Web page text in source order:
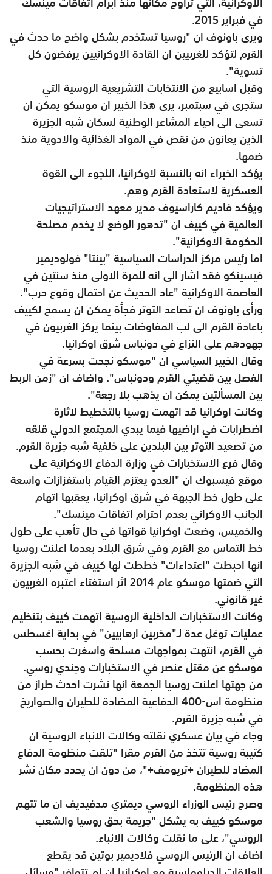
في فبراير 2015.
ويرى باونوف ان "روسيا تستخدم بشكل واضح ما حدث في
القرم لتؤكد للغربيين ان القادة الاوكرانيين يرفضون كل
تسوية".
وقبل اسابيع من الانتخابات التشريعية الروسية التي
ستجرى في سبتمبر، يرى هذا الخبير ان موسكو يمكن ان
تسعى الى احياء المشاعر الوطنية لسكان شبه الجزيرة
الذين يعانون من نقص في المواد الغذائية والادوية منذ
ضمها.
يؤكد الخبراء انه بالنسبة لاوكرانيا، اللجوء الى القوة
العسكرية لاستعادة القرم وهم.
ويؤكد فاديم كاراسيوف مدير معهد الاستراتيجيات
العالمية في كييف ان "تدهور الوضع لا يخدم مصلحة
الحكومة الاوكرانية".
اما رئيس مركز الدراسات السياسية "بينتا" فولوديمير
فيسينكو فقد اشار الى انه للمرة الاولى منذ سنتين في
العاصمة الاوكرانية "عاد الحديث عن احتمال وقوع حرب".
ورأى باونوف ان تصاعد التوتر فجأة يمكن ان يسمح لكييف
باعادة القرم الى لب المفاوضات بينما يركز الغربيون في
جهودهم على النزاع في دونباس شرق اوكرانيا.
وقال الخبير السياسي ان "موسكو نجحت بسرعة في
الفصل بين قضيتي القرم ودونباس". واضاف ان "زمن الربط
بين المسألتين يمكن ان يذهب بلا رجعة".
وكانت اوكرانيا قد اتهمت روسيا بالتخطيط لاثارة
اضطرابات في اراضيها فيما يبدي المجتمع الدولي قلقه
من تصعيد التوتر بين البلدين على خلفية شبه جزيرة القرم.
وقال فرع الاستخبارات في وزارة الدفاع الاوكرانية على
موقع فيسبوك ان "العدو يعتزم القيام باستفزازات واسعة
على طول خط الجبهة في شرق اوكرانيا، يعقبها اتهام
الجانب الاوكراني بعدم احترام اتفاقات مينسك".
والخميس، وضعت اوكرانيا قواتها في حال تأهب على طول
خط التماس مع القرم وفي شرق البلاد بعدما اعلنت روسيا
انها احبطت "اعتداءات" خططت لها كييف في شبه الجزيرة
التي ضمتها موسكو عام 2014 اثر استفتاء اعتبره الغربيون
غير قانوني.
وكانت الاستخبارات الداخلية الروسية اتهمت كييف بتنظيم
عمليات توغل عدة لـ"مخربين ارهابيين" في بداية اغسطس
في القرم، انتهت بمواجهات مسلحة واسفرت بحسب
موسكو عن مقتل عنصر في الاستخبارات وجندي روسي.
من جهتها اعلنت روسيا الجمعة انها نشرت احدث طراز من
منظومة اس-400 الدفاعية المضادة للطيران والصواريخ
في شبه جزيرة القرم.
وجاء في بيان عسكري نقلته وكالات الانباء الروسية ان
كتيبة روسية تتخذ من القرم مقرا "تلقت منظومة الدفاع
المضاد للطيران +تريومف+"، من دون ان يحدد مكان نشر
هذه المنظومة.
وصرح رئيس الوزراء الروسي ديمتري مدفيديف ان ما تتهم
موسكو كييف به يشكل "جريمة بحق روسيا والشعب
الروسي"، على ما نقلت وكالات الانباء.
اضاف ان الرئيس الروسي فلاديمير بوتين قد يقطع